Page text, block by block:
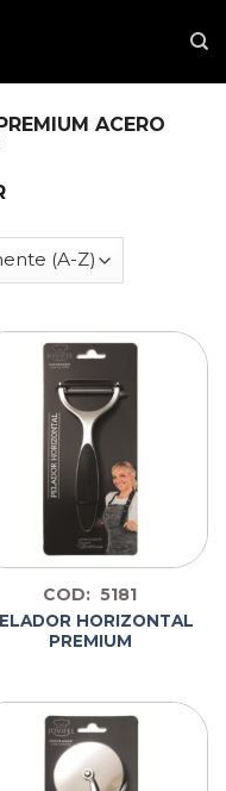
ACERO
COD: 5181
HORIZONTAL
PREMIUM